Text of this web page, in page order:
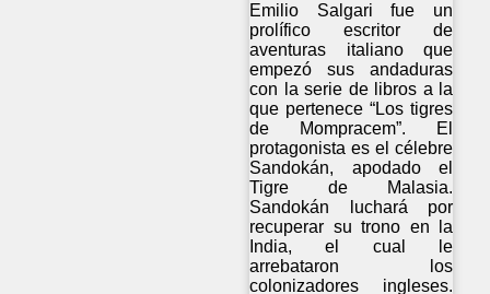
Emilio Salgari fue un
prolífico escritor de
aventuras italiano que
empezó sus andaduras
con la serie de libros a la
que pertenece “Los tigres
de Mompracem”. El
protagonista es el célebre
Sandokán, apodado el
Tigre de Malasia.
Sandokán luchará por
recuperar su trono en la
India, el cual le
arrebataron los
colonizadores ingleses.